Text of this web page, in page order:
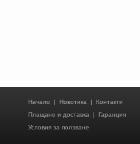
Начало | Новотика | Контакти
Плащане и доставка | Гаранция
Условия за ползване